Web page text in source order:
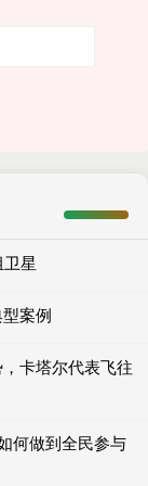
星
案例
卡塔尔代表飞往
何做到全民参与